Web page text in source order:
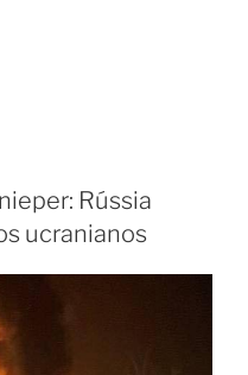
Rússia
ucranianos